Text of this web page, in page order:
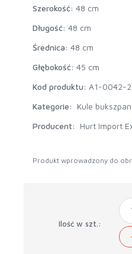
Szerokość: 48 cm
Długość: 48 cm
Średnica: 48 cm
Głębokość: 45 cm
Kod produktu: A1-0042-2
Kategorie:
Kule
Producent:
Hurt Import
Produkt wprowadzony do
Ilość w szt.: